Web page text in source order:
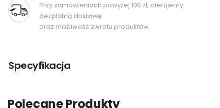
Przy zamówieniach powyżej 100 zł, oferujemy
bezpłatną dostawę
oraz możliwość zwrotu produktów.
Specyfikacja
Polecane Produkty